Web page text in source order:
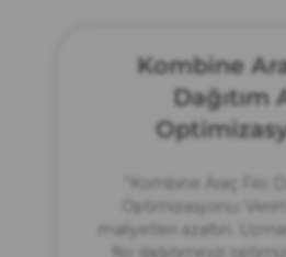
Kombine
Dağıtım
“Kombine Araç Filo
Optimizasyonu:
maliyetleri azaltın.
filo dağıtımınızı